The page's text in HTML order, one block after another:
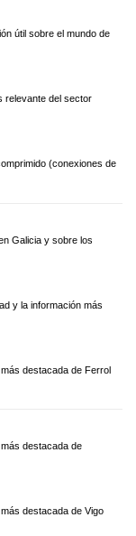
útil sobre el mundo de
relevante del sector
(conexiones de
Galicia y sobre los
y la información más
destacada de Ferrol
destacada de
destacada de Vigo